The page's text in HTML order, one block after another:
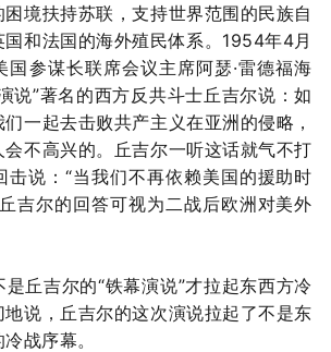
境扶持苏联，支持世界范围的民族自
和法国的海外殖民体系。1954年4月
国参谋长联席会议主席阿瑟·雷德福海
说”著名的西方反共斗士丘吉尔说：如
一起去击败共产主义在亚洲的侵略，
不高兴的。
丘吉尔一听这话就气不打
击说：“当我们不再依赖美国的援助时
吉尔的回答可视为二战后欧洲对美外
丘吉尔的“铁幕演说”才拉起东西方冷
地说，丘吉尔的这次演说拉起了不是东
战序幕。